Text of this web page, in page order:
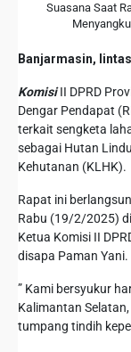
Suasana Saat
Banjarmasin,
KomisiII DPRD
Dengar Pendapat
terkait sengketa
sebagai Hutan
Kehutanan (KLHK).
Rapat ini
Rabu (19/2/2025)
Ketua Komisi II
disapa Paman Yani.
” Kami bersyukur
Kalimantan
tumpang tindih